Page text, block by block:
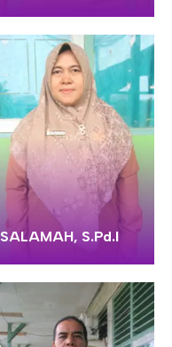
SALAMAH, S.Pd.I